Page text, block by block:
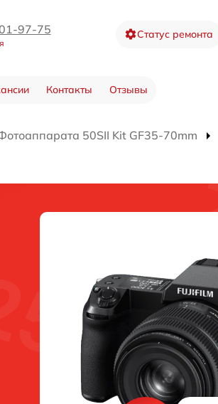
97-75 Статус ремонта
Контакты Отзывы
50SII Kit GF35-70mm